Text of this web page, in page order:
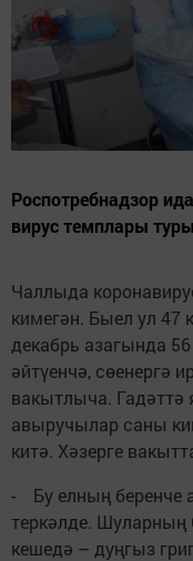
Роспотребнадзор
вирус темплары
Чаллыда
кимегән. Быел ул 47
декабрь азагында
әйтүенчә, сөенергә
вакытлыча. Гадәттә
авыручылар саны
китә. Хәзерге
- Бу елның беренче
теркәлде. Шуларның
кешедә – дуңгыз